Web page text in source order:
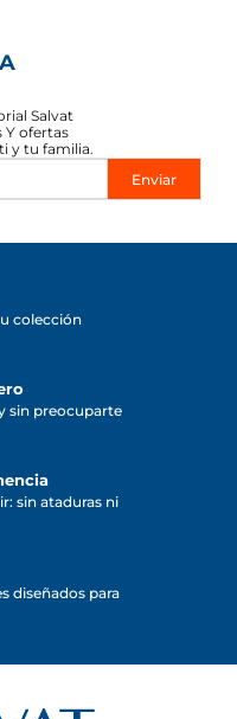
Salvat
Y ofertas
y tu familia.
Enviar
colección
sin preocuparte
sin ataduras ni
diseñados para